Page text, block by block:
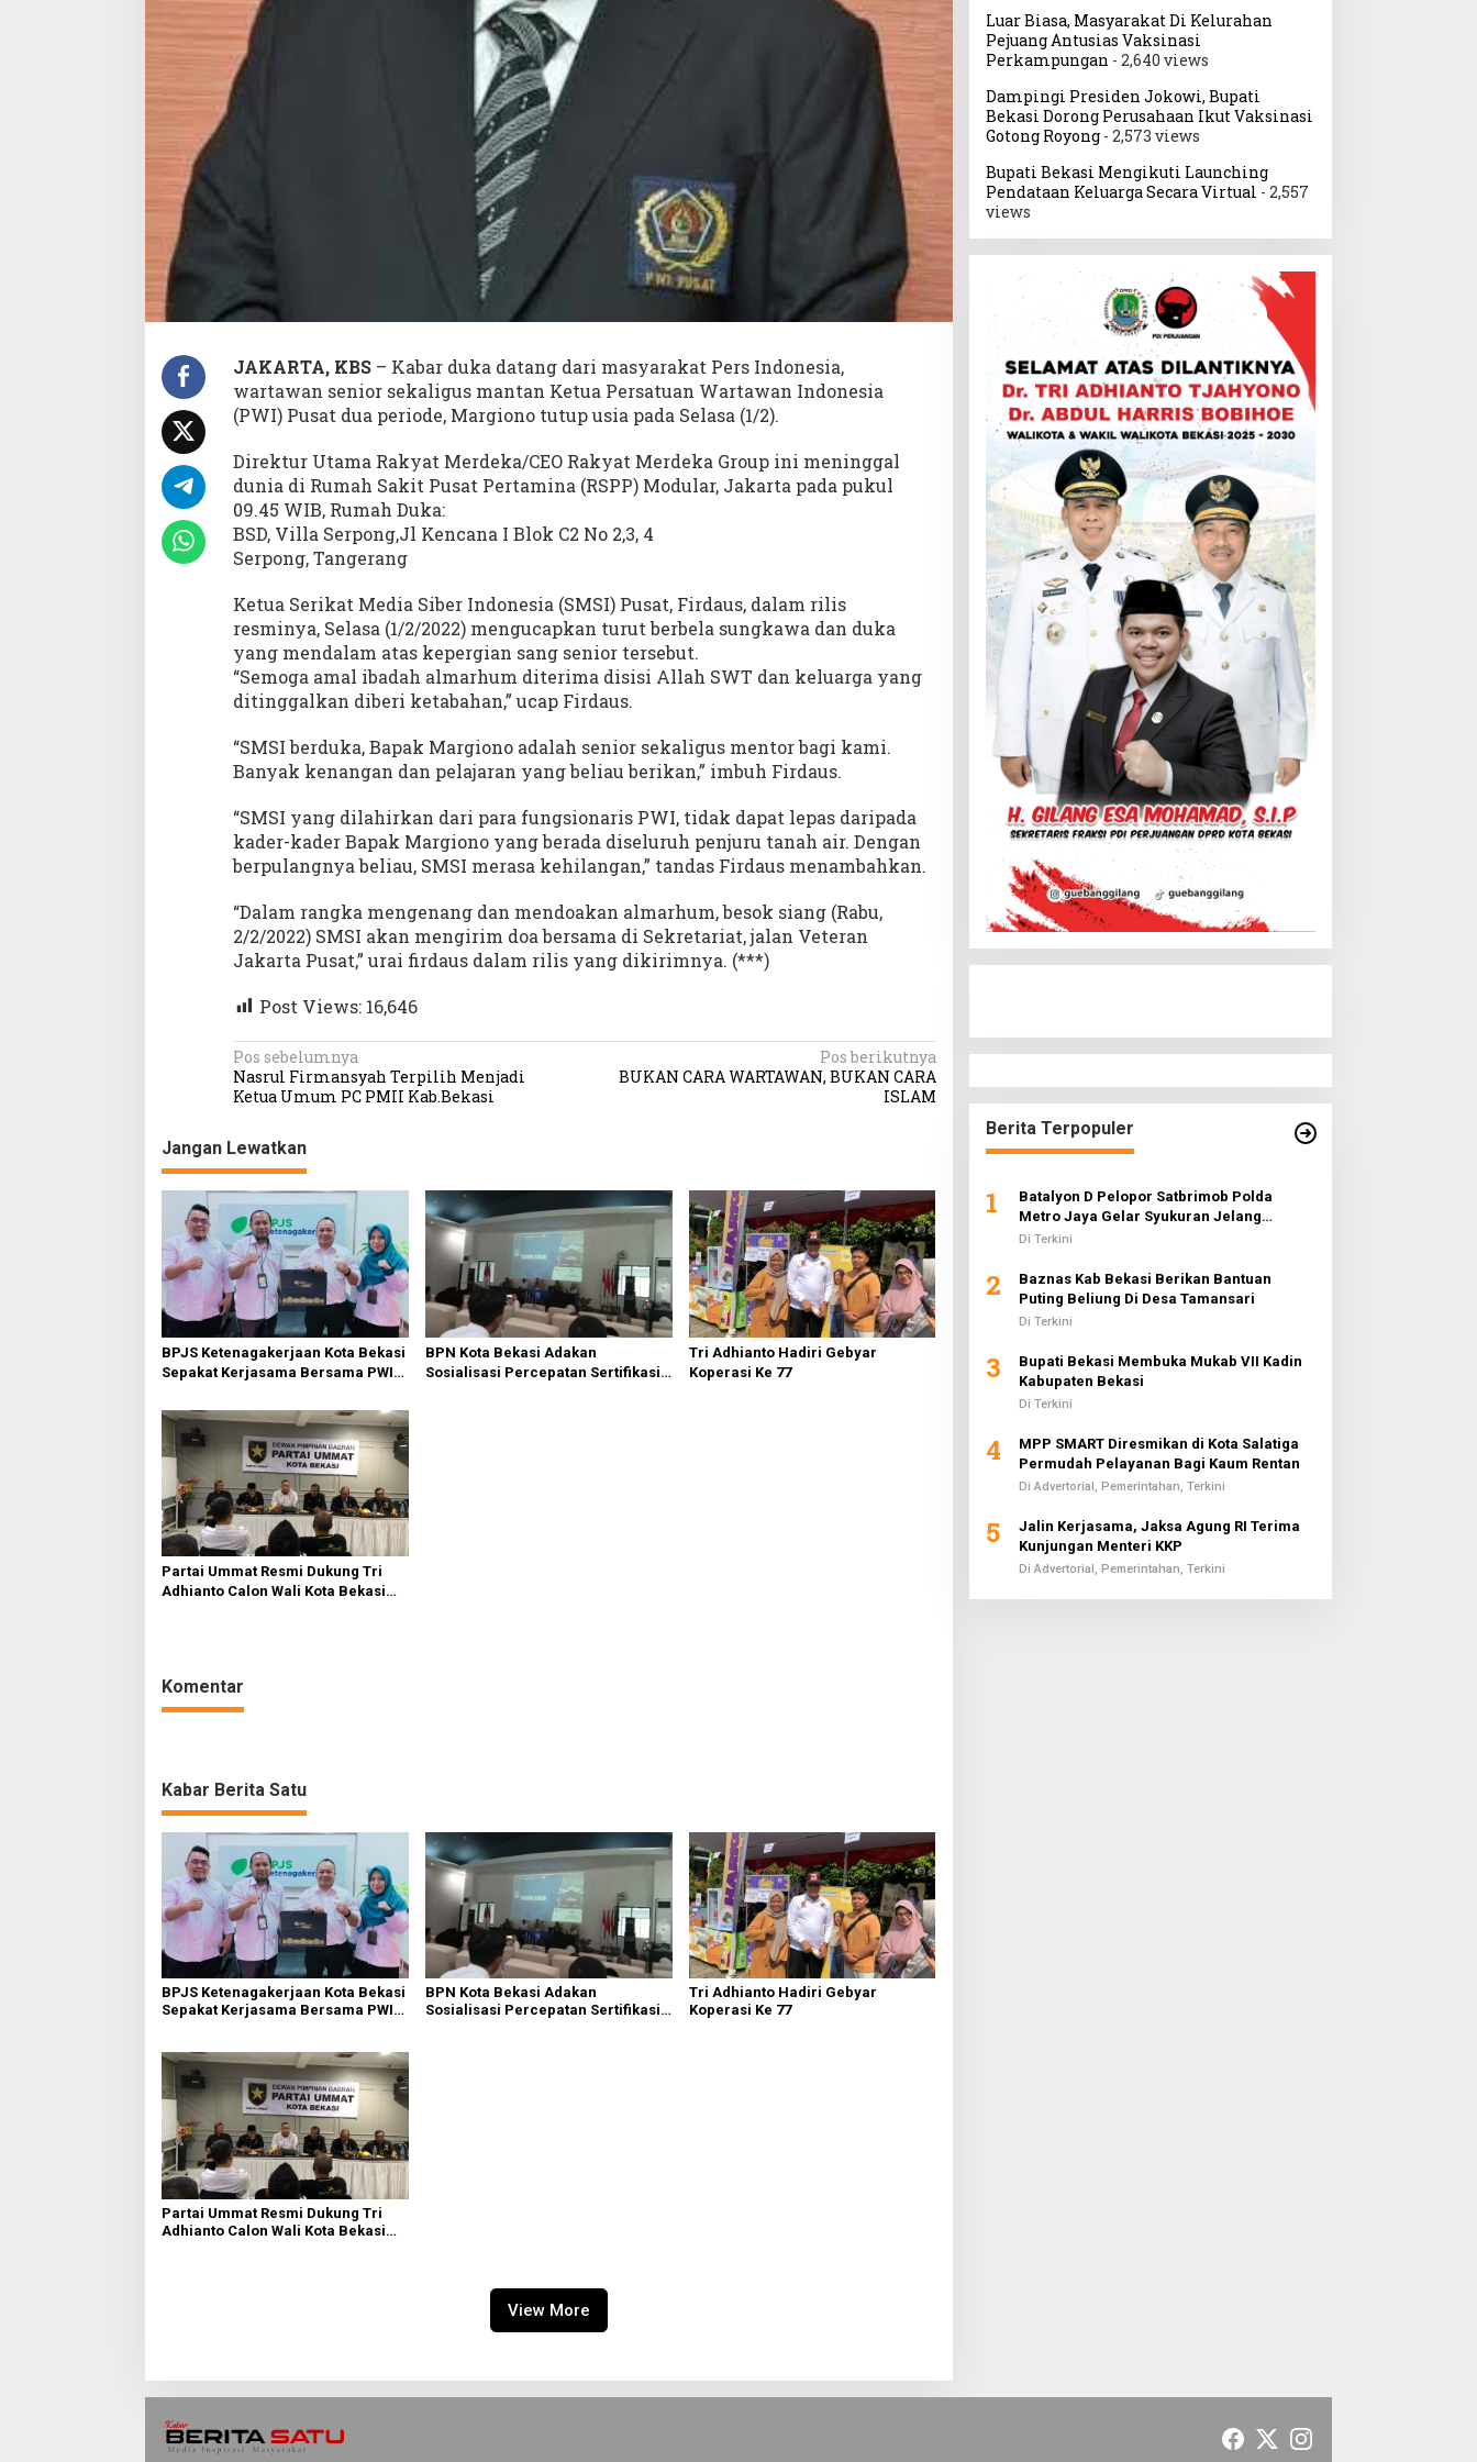
JAKARTA, KBS– Kabar duka datang dari masyarakat Pers Indonesia,
wartawan senior sekaligus mantan Ketua Persatuan Wartawan Indonesia
(PWI) Pusat dua periode, Margiono tutup usia pada Selasa (1/2).
Direktur Utama Rakyat Merdeka/CEO Rakyat Merdeka Group ini meninggal
dunia di Rumah Sakit Pusat Pertamina (RSPP) Modular, Jakarta pada pukul
09.45 WIB, Rumah Duka:
BSD, Villa Serpong,Jl Kencana I Blok C2 No 2,3, 4
Serpong, Tangerang
Ketua Serikat Media Siber Indonesia (SMSI) Pusat, Firdaus, dalam rilis
resminya, Selasa (1/2/2022) mengucapkan turut berbela sungkawa dan duka
yang mendalam atas kepergian sang senior tersebut.
“Semoga amal ibadah almarhum diterima disisi Allah SWT dan keluarga yang
ditinggalkan diberi ketabahan,” ucap Firdaus.
“SMSI berduka, Bapak Margiono adalah senior sekaligus mentor bagi kami.
Banyak kenangan dan pelajaran yang beliau berikan,” imbuh Firdaus.
“SMSI yang dilahirkan dari para fungsionaris PWI, tidak dapat lepas daripada
kader-kader Bapak Margiono yang berada diseluruh penjuru tanah air. Dengan
berpulangnya beliau, SMSI merasa kehilangan,” tandas Firdaus menambahkan.
“Dalam rangka mengenang dan mendoakan almarhum, besok siang (Rabu,
2/2/2022) SMSI akan mengirim doa bersama di Sekretariat, jalan Veteran
Jakarta Pusat,” urai firdaus dalam rilis yang dikirimnya. (***)
Post Views: 16,646
N
a
i
g
a
s
i
p
o
s
Pos sebelumnya
Nasrul Firmansyah Terpilih Menjadi
Ketua Umum PC PMII Kab.Bekasi
Pos berikutnya
BUKAN CARA WARTAWAN, BUKAN CARA
ISLAM
Jangan Lewatkan
BPJS Ketenagakerjaan Kota Bekasi
Sepakat Kerjasama Bersama PWI
BPN Kota Bekasi Adakan
Sosialisasi Percepatan Sertifikasi
Tri Adhianto Hadiri Gebyar
Koperasi Ke 77
Partai Ummat Resmi Dukung Tri
Adhianto Calon Wali Kota Bekasi
Komentar
Kabar Berita Satu
BPJS Ketenagakerjaan Kota Bekasi
Sepakat Kerjasama Bersama PWI
BPN Kota Bekasi Adakan
Sosialisasi Percepatan Sertifikasi
Tri Adhianto Hadiri Gebyar
Koperasi Ke 77
Partai Ummat Resmi Dukung Tri
Adhianto Calon Wali Kota Bekasi
View More
Luar Biasa, Masyarakat Di Kelurahan
Pejuang Antusias Vaksinasi
Perkampungan - 2,640 views
Dampingi Presiden Jokowi, Bupati
Bekasi Dorong Perusahaan Ikut Vaksinasi
Gotong Royong- 2,573 views
Bupati Bekasi Mengikuti Launching
Pendataan Keluarga Secara Virtual - 2,557
views
Berita Terpopuler
1
Batalyon D Pelopor Satbrimob Polda
Metro Jaya Gelar Syukuran Jelang
Ramadhan 1442 H
Di Terkini
2
Baznas Kab Bekasi Berikan Bantuan
Puting Beliung Di Desa Tamansari
Di Terkini
3
Bupati Bekasi Membuka Mukab VII Kadin
Kabupaten Bekasi
Di Terkini
4
MPP SMART Diresmikan di Kota Salatiga
Permudah Pelayanan Bagi Kaum Rentan
Di Advertorial, Pemerintahan, Terkini
5
Jalin Kerjasama, Jaksa Agung RI Terima
Kunjungan Menteri KKP
Di Advertorial, Pemerintahan, Terkini